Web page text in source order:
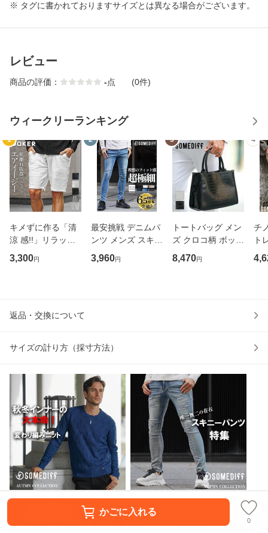
かごに入れる
0
※ タグに書かれておりますサイズとは異なる場合がございます。
レビュー
商品の評価： -点 (0件)
ウィークリーランキング
1
キメずに作る「清
涼 感!!」リラック
ス ハーフパンツ メ
ンズ 短パン メンズ
上
3,300円
2
最安挑戦 デニムパ
ンツ メンズ スキニ
ー 極細 ジーンズ
伸縮 スリム デニム
3,960円
3
トートバッグ メン
ズ クロコ柄 ボック
ス型 ミニトート ブ
ランド バッグ ミニ
8,470円
4
チ
ト
ッ
ン
ブ
返品・交換について
サイズの計り方（採寸方法）